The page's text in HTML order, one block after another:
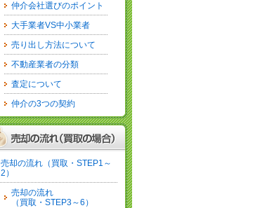
仲介会社選びのポイント
大手業者VS中小業者
売り出し方法について
不動産業者の分類
査定について
仲介の3つの契約
売却の流れ（買取・STEP1～
2）
売却の流れ
（買取・STEP3～6）